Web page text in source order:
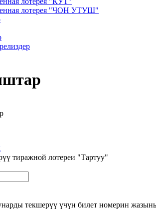
лотерея "ЧОН УТУШ"
тиражной лотереи "Тартуу"
текшерүү үчүн билет номерин